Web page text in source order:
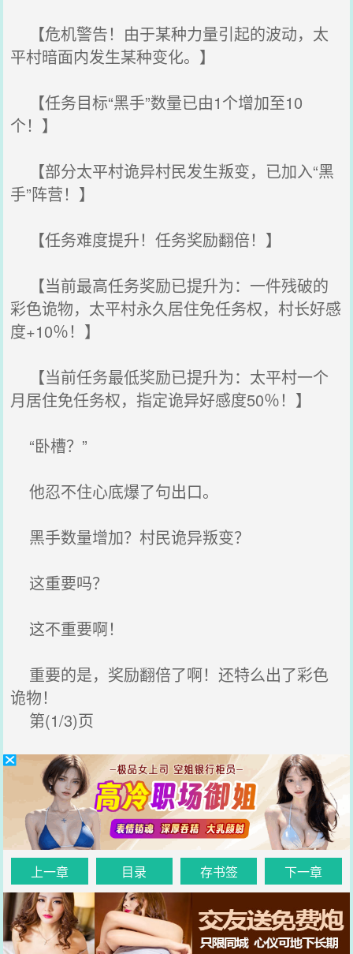
【危机警告！由于某种力量引起的波动，太
平村暗面内发生某种变化。】
【任务目标“黑手”数量已由1个增加至10
个！】
【部分太平村诡异村民发生叛变，已加入“黑
手”阵营！】
【任务难度提升！任务奖励翻倍！】
【当前最高任务奖励已提升为：一件残破的
彩色诡物，太平村永久居住免任务权，村长好感
度+10％！】
【当前任务最低奖励已提升为：太平村一个
月居住免任务权，指定诡异好感度50％！】
“卧槽？”
他忍不住心底爆了句出口。
黑手数量增加？村民诡异叛变？
这重要吗？
这不重要啊！
重要的是，奖励翻倍了啊！还特么出了彩色
诡物！
第(1/3)页
上一章 目录 存书签 下一章